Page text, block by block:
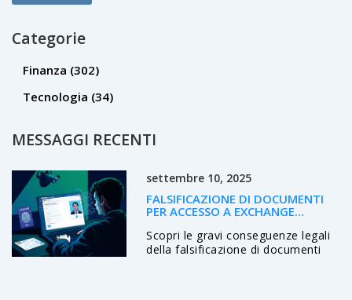
Categorie
Finanza (302)
Tecnologia (34)
MESSAGGI RECENTI
settembre 10, 2025
FALSIFICAZIONE DI DOCUMENTI
PER ACCESSO A EXCHANGE
Scopri le gravi conseguenze legali
della falsificazione di documenti